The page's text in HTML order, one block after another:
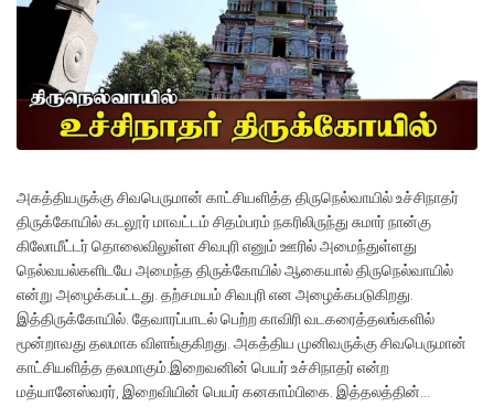
அகத்தியருக்கு சிவபெருமான் காட்சியளித்த திருநெல்வாயில் உச்சிநாதர்
திருக்கோயில் கடலூர் மாவட்டம் சிதம்பரம் நகரிலிருந்து சுமார் நான்கு
கிலோமீட்டர் தொலைவிலுள்ள சிவபுரி எனும் ஊரில் அமைந்துள்ளது
நெல்வயல்களிடயே அமைந்த திருக்கோயில் ஆகையால் திருநெல்வாயில்
என்று அழைக்கபட்டது. தற்சமயம் சிவபுரி என அழைக்கபடுகிறது.
இத்திருக்கோயில். தேவாரப்பாடல் பெற்ற காவிரி வடகரைத்தலங்களில்
மூன்றாவது தலமாக விளங்குகிறது. அகத்திய முனிவருக்கு சிவபெருமான்
காட்சியளித்த தலமாகும்.இறைவனின் பெயர் உச்சிநாதர் என்ற
மத்யானேஸ்வரர், இறைவியின் பெயர் கனகாம்பிகை. இத்தலத்தின்...